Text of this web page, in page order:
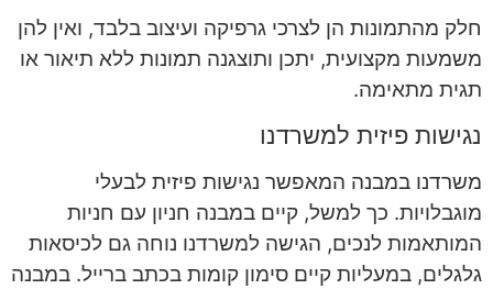
חלק מהתמונות הן לצרכי גרפיקה ועיצוב בלבד, ואין להן
משמעות מקצועית, יתכן ותוצגנה תמונות ללא תיאור או
תגית מתאימה.
נגישות פיזית למשרדנו
משרדנו במבנה המאפשר נגישות פיזית לבעלי
מוגבלויות. כך למשל, קיים במבנה חניון עם חניות
המותאמות לנכים, הגישה למשרדנו נוחה גם לכיסאות
גלגלים, במעליות קיים סימון קומות בכתב ברייל. במבנה